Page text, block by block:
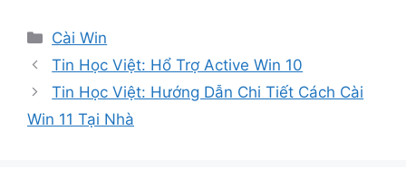
Danh
mục
Cài Win
Tin Học Việt: Hổ Trợ Active Win 10
Tin Học Việt: Hướng Dẫn Chi Tiết Cách Cài
Win 11 Tại Nhà